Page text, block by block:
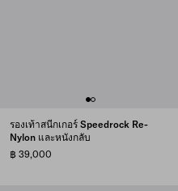
รองเท้าสนีกเกอร์ Speedrock Re-
Nylon และหนังกลับ
฿ 39,000